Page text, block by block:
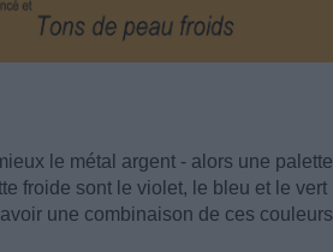
le métal argent - alors une palette
froide sont le violet, le bleu et le vert
une combinaison de ces couleurs